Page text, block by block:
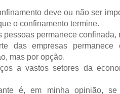
deve ou não ser
o confinamento termine.
pessoas permanece confinada,
das empresas permanece
mas por opção.
a vastos setores da
é, em minha opinião,